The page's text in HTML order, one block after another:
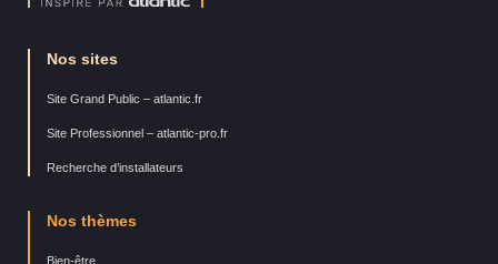
Nos sites
Site Grand Public – atlantic.fr
Site Professionnel – atlantic-pro.fr
Recherche d’installateurs
Nos thèmes
Bien-être